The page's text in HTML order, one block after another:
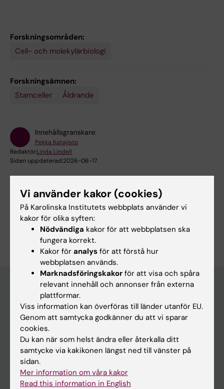
Forskningsområden:
Cell- och molekylärbiologi
Forskningsämnen:
Stamceller
Åldrande
Innehållsgranskare:
Pekka Katajisto
Redaktör:Linda Lindell
Sidan uppdaterad:2026-06-17
Dela
Huvudmeny
Utbildning
Forskarutbildning
Forskning
Om KI
Vi använder kakor (cookies)
På Karolinska Institutets webbplats använder vi
kakor för olika syften:
Nödvändiga kakor för att webbplatsen ska
fungera korrekt.
Kakor för analys för att förstå hur
webbplatsen används.
Marknadsföringskakor för att visa och spåra
relevant innehåll och annonser från externa
plattformar.
Viss information kan överföras till länder utanför EU.
Genom att samtycka godkänner du att vi sparar
cookies.
Du kan när som helst ändra eller återkalla ditt
samtycke via kakikonen längst ned till vänster på
sidan.
Mer information om våra kakor
Read this information in English